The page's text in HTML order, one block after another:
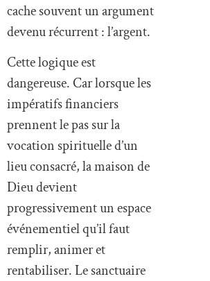
cache souvent un argument
devenu récurrent : l’argent.
Cette logique est
dangereuse. Car lorsque les
impératifs financiers
prennent le pas sur la
vocation spirituelle d’un
lieu consacré, la maison de
Dieu devient
progressivement un espace
événementiel qu’il faut
remplir, animer et
rentabiliser. Le sanctuaire